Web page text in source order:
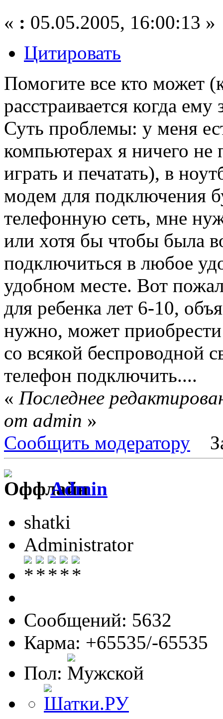
« : 05.05.2005, 16:00:13 »
Цитировать
Помогите все кто может
расстраивается когда
Суть проблемы: у меня
компьютерах я ничего
играть и печатать), в
модем для подключения
телефонную сеть, мне
или хотя бы чтобы была
подключиться в любое
удобном месте. Вот
для ребенка лет 6-10,
нужно, может
со всякой беспроводной
телефон
« Последнее
от admin »
Сообщить модератору
Admin
shatki
Administrator
Сообщений: 5632
Карма: +65535/-65535
Пол: